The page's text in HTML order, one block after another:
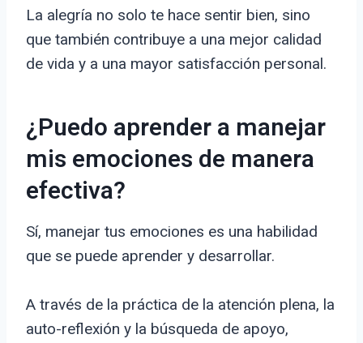
La alegría no solo te hace sentir bien, sino
que también contribuye a una mejor calidad
de vida y a una mayor satisfacción personal.
¿Puedo aprender a manejar
mis emociones de manera
efectiva?
Sí, manejar tus emociones es una habilidad
que se puede aprender y desarrollar.
A través de la práctica de la atención plena, la
auto-reflexión y la búsqueda de apoyo,